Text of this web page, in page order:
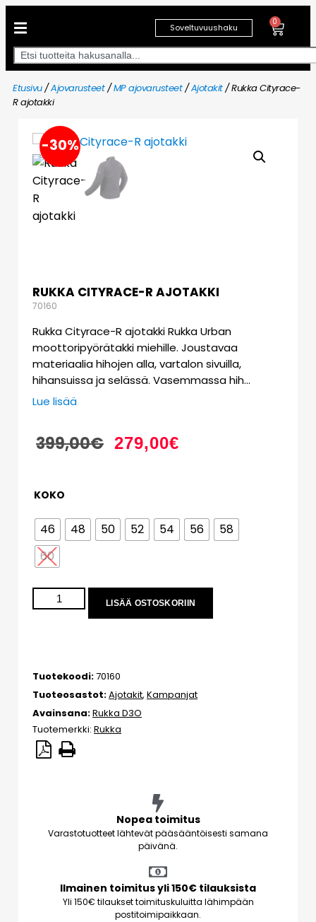
Soveltuvuushaku
0
Etusivu/Ajovarusteet/MP ajovarusteet/Ajotakit/ Rukka Cityrace-
R ajotakki
-30%
RUKKA CITYRACE-R AJOTAKKI
70160
Rukka Cityrace-R ajotakki Rukka Urban
moottoripyörätakki miehille. Joustavaa
materiaalia hihojen alla, vartalon sivuilla,
hihansuissa ja selässä. Vasemmassa hih…
Lue lisää
399,00€ 279,00€
KOKO
46 48 50 52 54 56
58
60
LISÄÄ OSTOSKORIIN
Tuotekoodi:70160
Tuoteosastot:Ajotakit, Kampanjat
Avainsana:Rukka D3O
Tuotemerkki: Rukka
Nopea toimitus
Varastotuotteet lähtevät pääsääntöisesti samana
päivänä.
Ilmainen toimitus yli 150€ tilauksista
Yli 150€ tilaukset toimituskuluitta lähimpään
postitoimipaikkaan.